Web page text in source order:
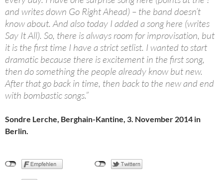
and writes down Go Right Ahead) – the band doesn’t
know about. And also today I added a song here (writes
Say It All). So, there is always room for improvisation, but
it is the first time I have a strict setlist. I wanted to start
dramatic because there is excitement in the first song,
then do something the people already know but new.
After that go back in time, then back to the new and end
with bombastic songs.”
Sondre Lerche, Berghain-Kantine, 3. November 2014 in
Berlin.